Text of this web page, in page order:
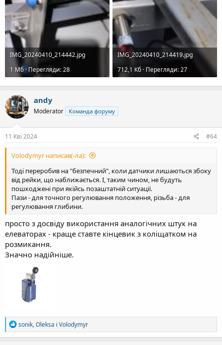
IMG_20240410_214442.jpg
1 Mб · Перегляди: 28
IMG_20240410_214419.jpg
712,1 Кб · Перегляди: 27
andy
Moderator Команда форуму
11 Кві 2024 #64
Volodymyr написав(-ла):
Тоді переробив на "безпечний", коли датчики лишаються збоку
від рейки, що наближається. І, таким чином, не будуть
пошкоджені при якійсь позаштатній ситуації.
Пази - для точного регулювання положення, різьба - для
регулювання глибини.
просто з досвіду використання аналогічних штук на
елеваторах - краще ставте кінцевик з коліщатком на
розмикання.
Значно надійніше.
Р
е
а
sonik,Oleksa і Volodymyr